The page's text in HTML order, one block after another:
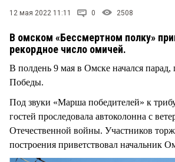
ПРОИСШЕСТВИЯ
СТИЛЬ ЖИЗНИ
12 мая 2022 11:11 0 2508
В омском «Бессмертном полку»
рекордное число омичей.
В полдень 9 мая в Омске начался
Победы.
Под звуки «Марша победителей» к
гостей проследовала автоколонна с
Отечественной войны. Участников
построения приветствовал начальник